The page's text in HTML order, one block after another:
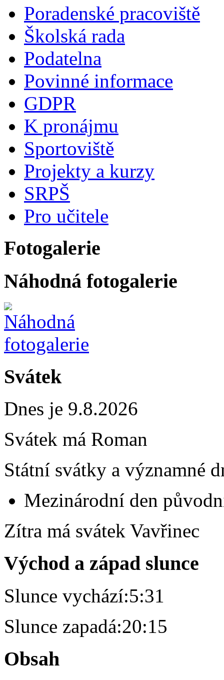
Poradenské pracoviště
Školská rada
Podatelna
Povinné informace
GDPR
K pronájmu
Sportoviště
Projekty a kurzy
SRPŠ
Pro učitele
Fotogalerie
Náhodná fotogalerie
Svátek
Dnes je 9.8.2026
Svátek má Roman
Státní svátky a významné
Mezinárodní den
Zítra má svátek Vavřinec
Východ a západ slunce
Slunce vychází:5:31
Slunce zapadá:20:15
Obsah